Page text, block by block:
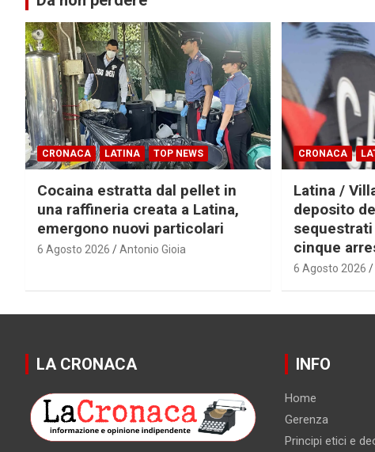
CRONACA LATINA TOP NEWS
Cocaina estratta dal pellet in
una raffineria creata a Latina,
emergono nuovi particolari
6 Agosto 2026 Antonio Gioia
CRONACA
Latina /
deposito
cinque
6 Agosto 2026
LA CRONACA INFO
Home
Gerenza
Principi etici e